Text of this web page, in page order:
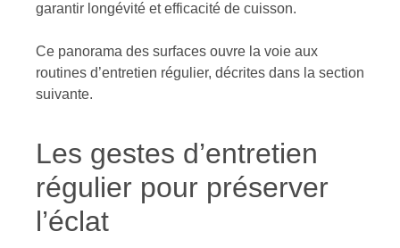
garantir longévité et efficacité de cuisson.
Ce panorama des surfaces ouvre la voie aux
routines d’entretien régulier, décrites dans la section
suivante.
Les gestes d’entretien
régulier pour préserver
l’éclat